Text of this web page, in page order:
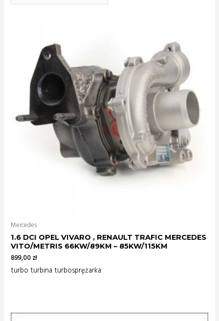
Mercedes
1.6 DCI OPEL VIVARO , RENAULT TRAFIC MERCEDES
VITO/METRIS 66KW/89KM – 85KW/115KM
899,00zł
turbo turbina turbosprężarka